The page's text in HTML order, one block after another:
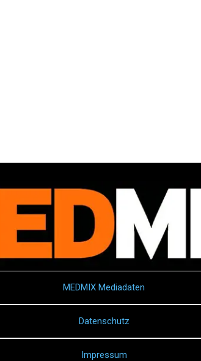
MEDMIX Mediadaten
Datenschutz
Impressum